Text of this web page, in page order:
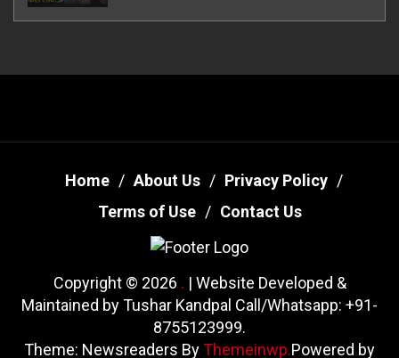
Home About Us
Privacy Policy
Terms of Use
Contact Us
Copyright © 2026 . | Website Developed &
Maintained by Tushar Kandpal Call/Whatsapp: +91-
8755123999.
Theme: Newsreaders By Themeinwp.Powered by